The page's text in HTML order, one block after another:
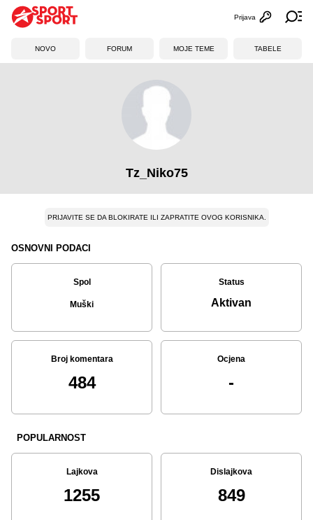
Otvori
Prijava
NOVO FORUM MOJE TEME TABELE
Tz_Niko75
PRIJAVITE SE DA BLOKIRATE ILI ZAPRATITE OVOG KORISNIKA.
OSNOVNI PODACI
Spol
Muški
Status
Aktivan
Broj komentara
484
Ocjena
-
POPULARNOST
Lajkova
1255
Dislajkova
849